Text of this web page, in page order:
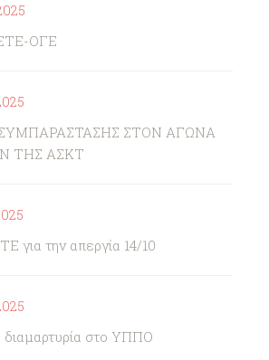
ΟΓΕ
ΣΤΟΝ ΑΓΩΝΑ
ΤΗΣ ΑΣΚΤ
για την απεργία 14/10
διαμαρτυρία στο ΥΠΠΟ